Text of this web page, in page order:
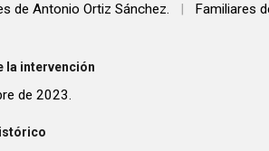
de Antonio Ortiz Sánchez.
Familiares
la intervención
de 2023.